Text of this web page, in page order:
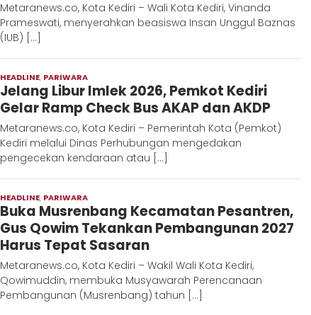
‎Metaranews.co, Kota Kediri – Wali Kota Kediri, Vinanda
Prameswati, menyerahkan beasiswa Insan Unggul Baznas
(IUB) […]
HEADLINE, PARIWARA
Hadi
Jelang Libur Imlek 2026, Pemkot Kediri
Gelar Ramp Check Bus AKAP dan AKDP
Metaranews.co, Kota Kediri – Pemerintah Kota (Pemkot)
Kediri melalui Dinas Perhubungan mengedakan
pengecekan kendaraan atau […]
HEADLINE, PARIWARA
Hadi
Buka Musrenbang Kecamatan Pesantren,
Gus Qowim Tekankan Pembangunan 2027
Harus Tepat Sasaran
Metaranews.co, Kota Kediri – Wakil Wali Kota Kediri,
Qowimuddin, membuka Musyawarah Perencanaan
Pembangunan (Musrenbang) tahun […]